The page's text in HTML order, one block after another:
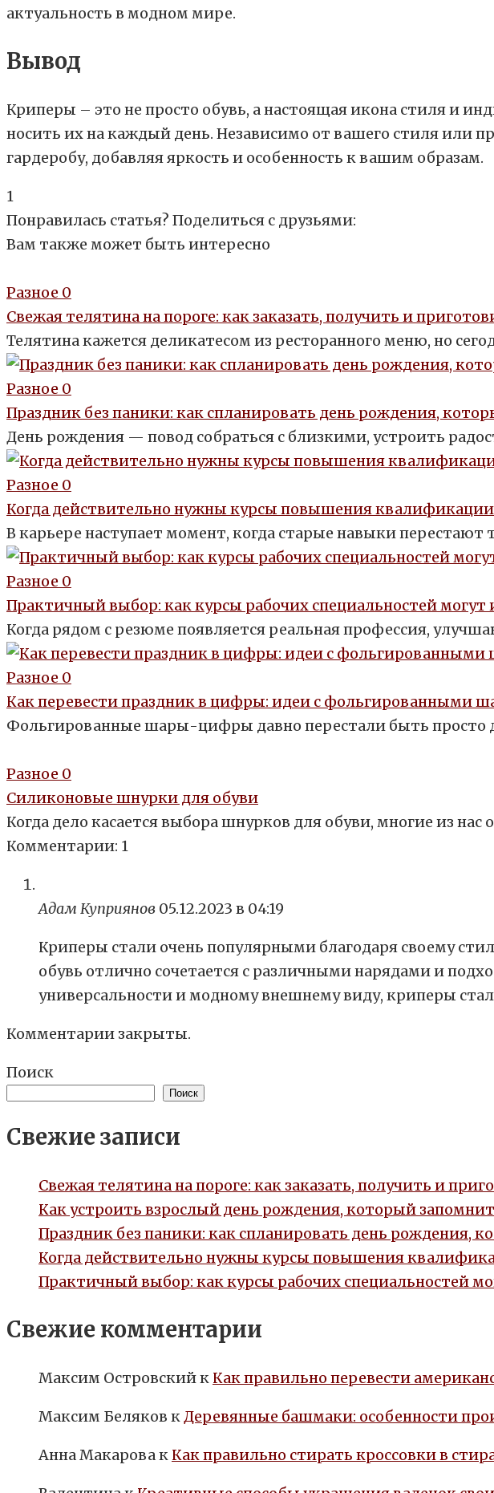
актуальность в модном мире.
Вывод
Криперы – это не просто обувь, а настоящая икона стиля и
носить их на каждый день. Независимо от вашего стиля или
гардеробу, добавляя яркость и особенность к вашим образам.
1
Понравилась статья? Поделиться с друзьями:
Вам также может быть интересно
Разное 0
Свежая телятина на пороге: как заказать, получить и
Телятина кажется деликатесом из ресторанного меню, но
Разное 0
Праздник без паники: как спланировать день рождения,
День рождения — повод собраться с близкими, устроить
Разное 0
Когда действительно нужны курсы повышения
В карьере наступает момент, когда старые навыки перестают
Разное 0
Практичный выбор: как курсы рабочих специальностей
Когда рядом с резюме появляется реальная профессия,
Разное 0
Как перевести праздник в цифры: идеи с фольгированными
Фольгированные шары-цифры давно перестали быть просто
Разное 0
Силиконовые шнурки для обуви
Когда дело касается выбора шнурков для обуви, многие из
Комментарии: 1
Адам Куприянов 05.12.2023 в 04:19
Криперы стали очень популярными благодаря своему
обувь отлично сочетается с различными нарядами и
универсальности и модному внешнему виду, криперы
Комментарии закрыты.
Поиск
Поиск
Свежие записи
Свежая телятина на пороге: как заказать, получить и
Как устроить взрослый день рождения, который
Праздник без паники: как спланировать день рождения,
Когда действительно нужны курсы повышения
Практичный выбор: как курсы рабочих специальностей
Свежие комментарии
Максим Островскийк Как правильно перевести
Максим Беляков к Деревянные башмаки: особенности
Анна Макарова к Как правильно стирать кроссовки в